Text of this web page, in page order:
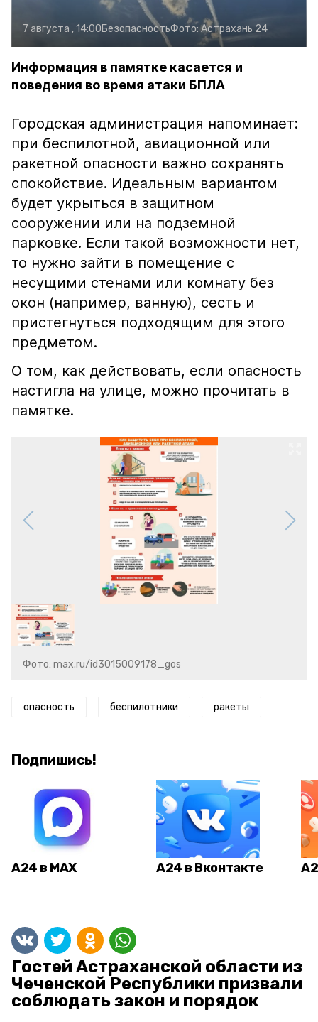
7 августа , 14:00БезопасностьФото: Астрахань 24
Информация в памятке касается и
поведения во время атаки БПЛА
Городская администрация напоминает:
при беспилотной, авиационной или
ракетной опасности важно сохранять
спокойствие. Идеальным вариантом
будет укрыться в защитном
сооружении или на подземной
парковке. Если такой возможности нет,
то нужно зайти в помещение с
несущими стенами или комнату без
окон (например, ванную), сесть и
пристегнуться подходящим для этого
предметом.
О том, как действовать, если опасность
настигла на улице, можно прочитать в
памятке.
Фото: max.ru/id3015009178_gos
опасность беспилотники ракеты
Подпишись!
А24 в MAX А24 в Вконтакте
Гостей Астраханской области из
Чеченской Республики призвали
соблюдать закон и порядок